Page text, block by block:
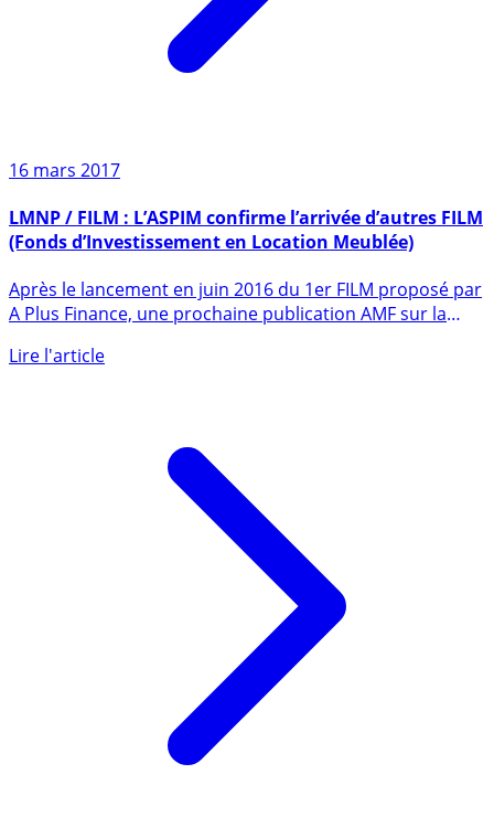
16 mars 2017
(Fonds d’Investissement en Location Meublée)
A Plus Finance, une prochaine publication AMF sur la